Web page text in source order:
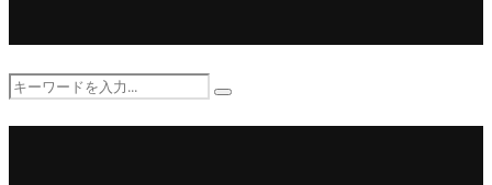
Search
Search